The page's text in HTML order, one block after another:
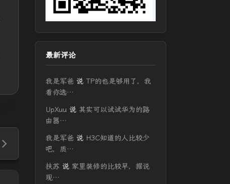
最新评论
我是军爸 说 TP的也是够用了，我
看你选…
UpXuu 说 其实可以试试华为的路
由器…
我是军爸 说 H3C知道的人比较少
吧，质…
扶苏 说 家里装修的比较早，据说
现…